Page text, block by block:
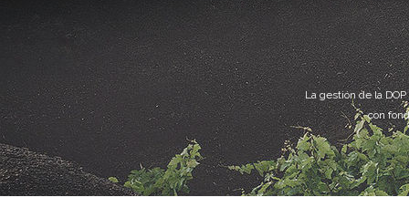
La gestión de la
con